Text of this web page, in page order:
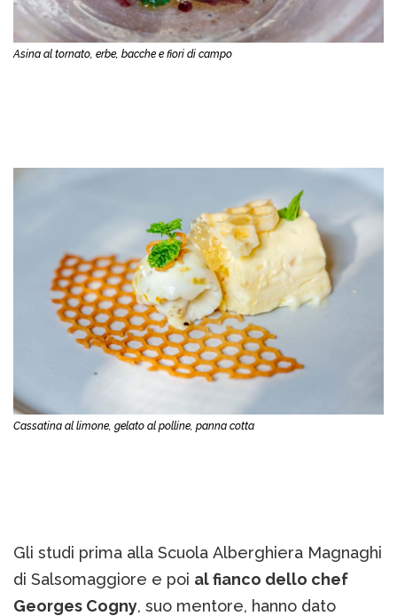
Asina al tornato, erbe, bacche e fiori di campo
Cassatina al limone, gelato al polline, panna cotta
Gli studi prima alla Scuola Alberghiera Magnaghi
di Salsomaggiore e poi al fianco dello chef
Georges Cogny, suo mentore, hanno dato